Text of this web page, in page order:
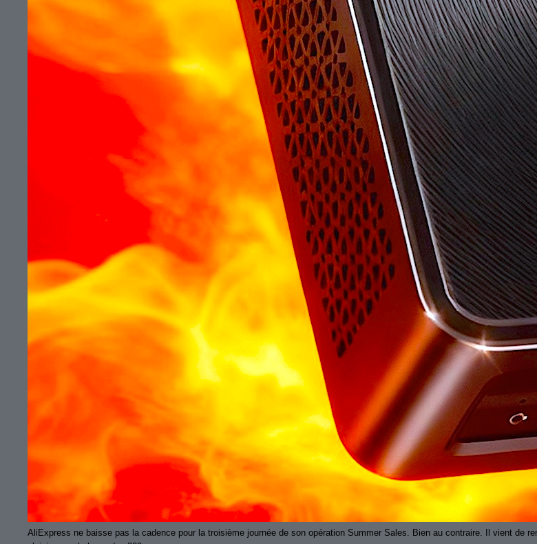
AliExpress ne baisse pas la cadence pour la troisième journée de son opération Summer Sales. Bien au contraire. Il vient de